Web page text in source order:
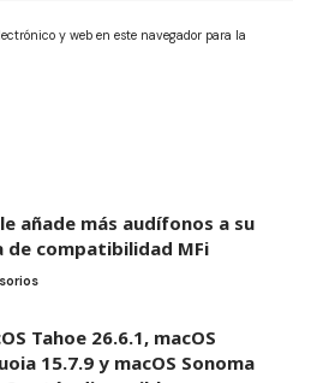
y web en este navegador para la
añade más audífonos a su
de compatibilidad MFi
Tahoe 26.6.1, macOS
15.7.9 y macOS Sonoma